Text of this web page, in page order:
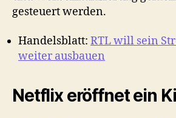
gesteuert werden.
Handelsblatt: RTL will sein
weiter ausbauen
Netflix eröffnet ein